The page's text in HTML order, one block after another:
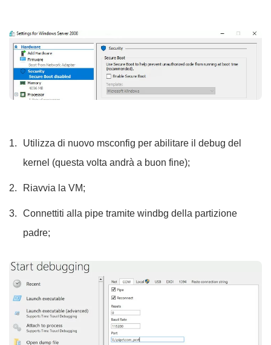
Utilizza di nuovo msconfig per abilitare il debug del
kernel (questa volta andrà a buon fine);
Riavvia la VM;
Connettiti alla pipe tramite windbg della partizione
padre;